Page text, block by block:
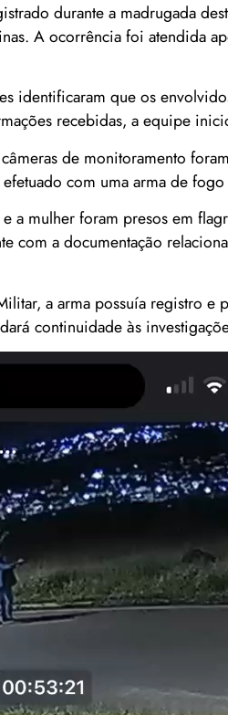
durante a madrugada
A ocorrência foi atendida
identificaram que os
recebidas, a equipe
de monitoramento
com uma arma de
a mulher foram presos em
com a documentação
a arma possuía registro
continuidade às